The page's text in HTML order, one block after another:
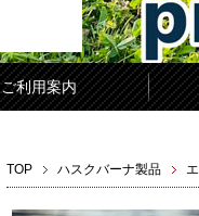
ご利用案内
TOP ハスクバーナ製品